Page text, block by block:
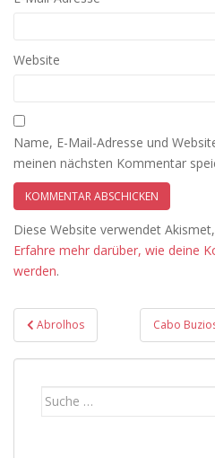
Website
Name, E-Mail-Adresse und
meinen nächsten Kommentar
Diese Website verwendet
Erfahre mehr darüber, wie deine
werden.
Abrolhos Cabo
Suche